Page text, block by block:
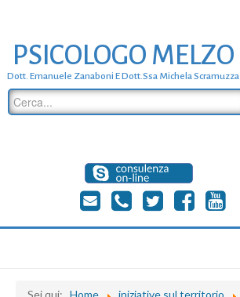
chi siamo
dove siamo
dott. Emanuele Zanaboni
dott.ssa michela scramuzza
PSICOLOGO MELZO
Dott. Emanuele Zanaboni E Dott.ssa Michela Scramuzza
Sei qui: Home
iniziative sul territorio